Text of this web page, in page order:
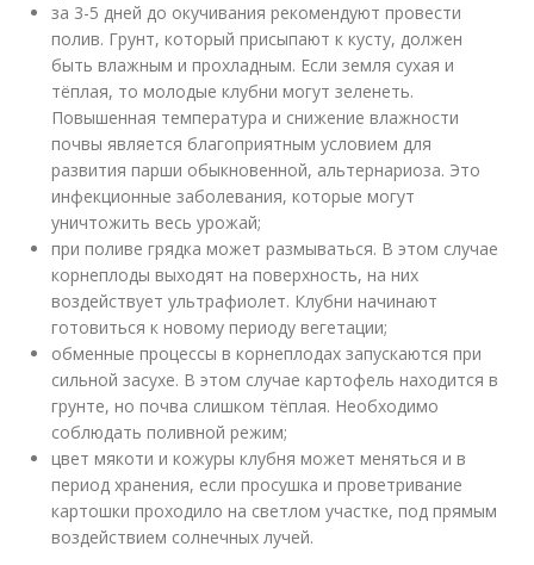
за 3-5 дней до окучивания рекомендуют провести
полив. Грунт, который присыпают к кусту, должен
быть влажным и прохладным. Если земля сухая и
тёплая, то молодые клубни могут зеленеть.
Повышенная температура и снижение влажности
почвы является благоприятным условием для
развития парши обыкновенной, альтернариоза. Это
инфекционные заболевания, которые могут
уничтожить весь урожай;
при поливе грядка может размываться. В этом случае
корнеплоды выходят на поверхность, на них
воздействует ультрафиолет. Клубни начинают
готовиться к новому периоду вегетации;
обменные процессы в корнеплодах запускаются при
сильной засухе. В этом случае картофель находится в
грунте, но почва слишком тёплая. Необходимо
соблюдать поливной режим;
цвет мякоти и кожуры клубня может меняться и в
период хранения, если просушка и проветривание
картошки проходило на светлом участке, под прямым
воздействием солнечных лучей.